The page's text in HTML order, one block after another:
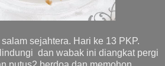
sejahtera. Hari ke 13 PKP.
dan wabak ini diangkat pergi